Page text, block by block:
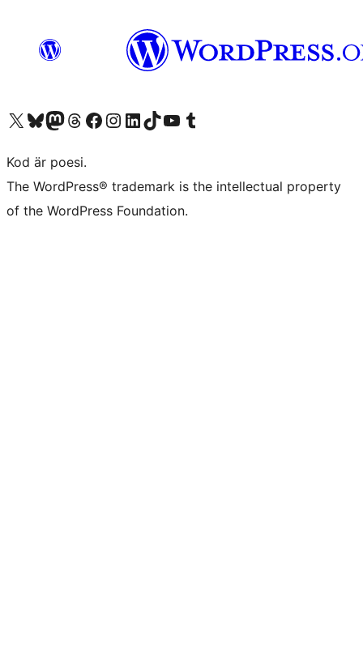
Besök vår X-konto (f.d. Twitter)
Besök vårt Bluesky-konto
Besök vårt Mastodon-konto
Besök vårt Thread-konto
Besök vår Facebook-sidaBesök vårt Instagram-konto
Besök vårt LinkedIn-konto
Besök vårt TikTok-konto
Besök vår YouTube-kanalBesök vårt Tumblr-konto
Kod är poesi.
The WordPress® trademark is the intellectual property
of the WordPress Foundation.